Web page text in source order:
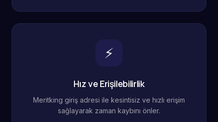
⚡
Hız ve Erişilebilirlik
Meritking giriş adresi ile kesintisiz ve hızlı erişim
sağlayarak zaman kaybını önler.